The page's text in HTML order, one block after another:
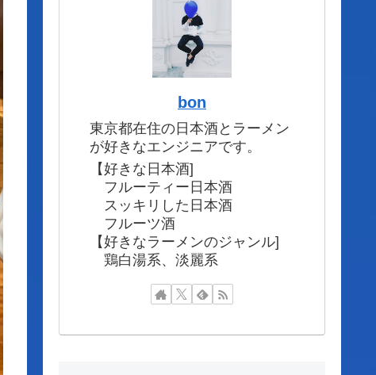
bon
東京都在住の日本酒とラーメン
が好きなエンジニアです。
【好きな日本酒]
フルーティー日本酒
スッキリした日本酒
フルーツ酒
【好きなラーメンのジャンル]
鶏白湯系、淡麗系